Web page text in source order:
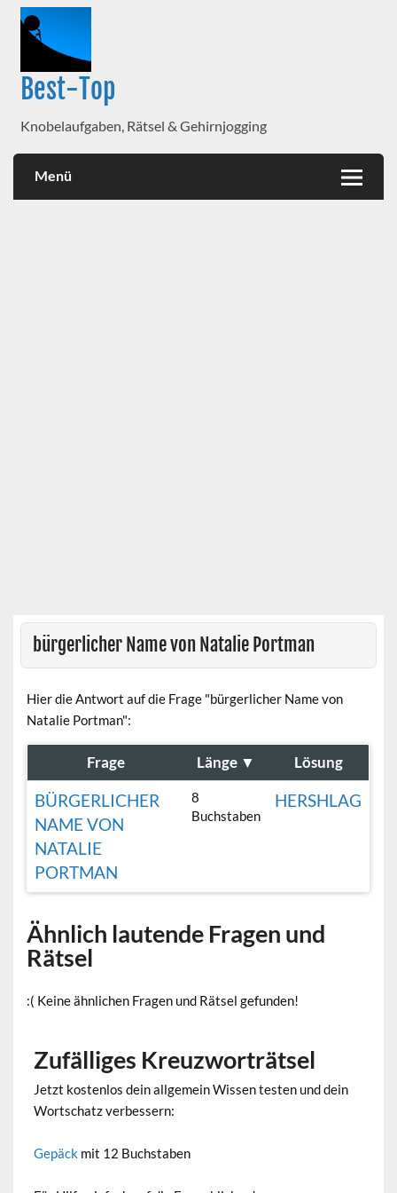
Best-Top
Knobelaufgaben, Rätsel & Gehirnjogging
Menü
bürgerlicher Name von Natalie Portman
Hier die Antwort auf die Frage "bürgerlicher Name von
Natalie Portman":
Frage Länge ▼ Lösung
BÜRGERLICHER
NAME VON
NATALIE
PORTMAN
8
Buchstaben
HERSHLAG
Ähnlich lautende Fragen und
Rätsel
:( Keine ähnlichen Fragen und Rätsel gefunden!
Zufälliges Kreuzworträtsel
Jetzt kostenlos dein allgemein Wissen testen und dein
Wortschatz verbessern:
Gepäck mit 12 Buchstaben